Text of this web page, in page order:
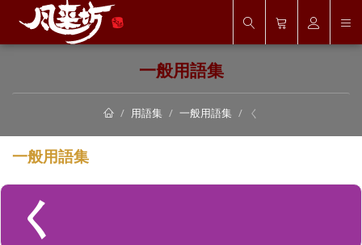
一般用語集
用語集 一般用語集 く
一般用語集
く